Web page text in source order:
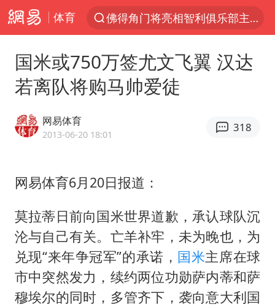
体育
佛得角门将亮相智利俱乐部主场
中方回应是否在太平洋海底开采稀土
看守所辅警收受10万获刑1年
宇树科技王兴兴身家有望超200亿元
CIA被曝已秘密设立古巴工作组
吉林一“温度计大楼”读数爆表
贵州轮胎子公司获美国退税8136万
“深圳地面沉降致车辆损坏”不实
泰国一女公务员妆容引争议 本人回应
国米或750万签尤文飞翼 汉达
若离队将购马帅爱徒
网易体育
2013-06-20 18:01
318
网易体育6月20日报道：
莫拉蒂日前向国米世界道歉，承认球队沉
沦与自己有关。亡羊补牢，未为晚也，为
兑现“来年争冠军”的承诺， 国米主席在球
市中突然发力，续约两位功勋萨内蒂和萨
穆埃尔的同时，多管齐下，袭向意大利国